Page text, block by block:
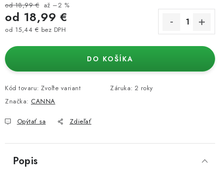
od 18,99 € až –2 %
od 18,99 €
od 15,44 € bez DPH
DO KOŠÍKA
Kód tovaru: Zvoľte variant Záruka: 2 roky
Značka: CANNA
Opýtať sa Zdieľať
Popis